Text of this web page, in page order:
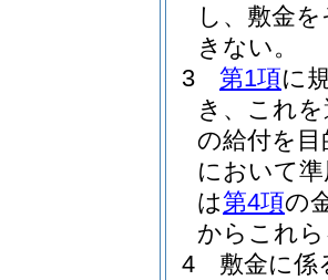
し、敷金
きない。
3
第1項に
き、これ
の給付を
において
は第4項の
からこれ
4
敷金に係